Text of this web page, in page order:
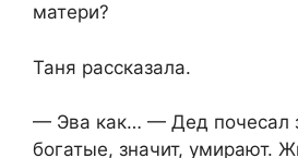
матери?
Таня рассказала.
— Эва как… — Дед почесал
богатые, значит, умирают.